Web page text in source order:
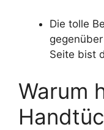
Die tolle
Seite bist
Warum